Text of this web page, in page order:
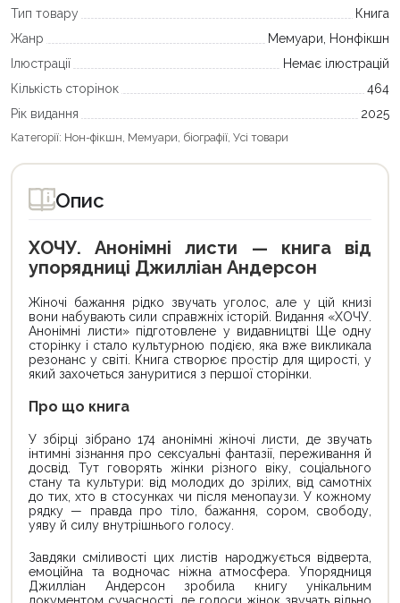
Тип товару
Книга
Жанр
Мемуари, Нонфікшн
Ілюстрації
Немає ілюстрацій
Кількість сторінок
464
Рік видання
2025
Категорії: Нон-фікшн Мемуари, біографії Усі товари
Опис
ХОЧУ. Анонімні листи — книга від
упорядниці Джилліан Андерсон
Жіночі бажання рідко звучать уголос, але у цій книзі
вони набувають сили справжніх історій. Видання «ХОЧУ.
Анонімні листи» підготовлене у видавництві Ще одну
сторінку і стало культурною подією, яка вже викликала
резонанс у світі. Книга створює простір для щирості, у
який захочеться зануритися з першої сторінки.
Про що книга
У збірці зібрано 174 анонімні жіночі листи, де звучать
інтимні зізнання про сексуальні фантазії, переживання й
досвід. Тут говорять жінки різного віку, соціального
стану та культури: від молодих до зрілих, від самотніх
до тих, хто в стосунках чи після менопаузи. У кожному
рядку — правда про тіло, бажання, сором, свободу,
уяву й силу внутрішнього голосу.
Завдяки сміливості цих листів народжується відверта,
емоційна та водночас ніжна атмосфера. Упорядниця
Джилліан Андерсон зробила книгу унікальним